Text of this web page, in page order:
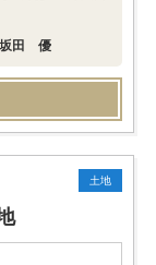
坂田 優
土地